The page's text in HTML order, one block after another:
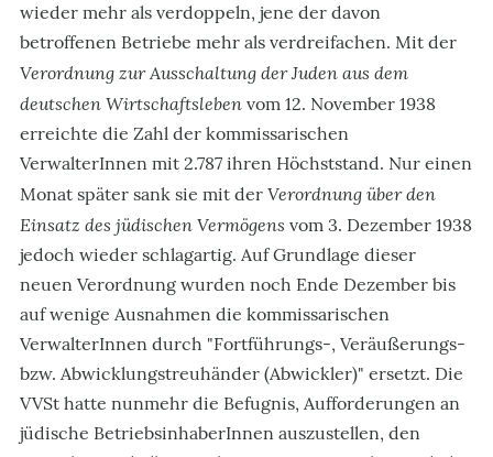
wieder mehr als verdoppeln, jene der davon
betroffenen Betriebe mehr als verdreifachen. Mit der
Verordnung zur Ausschaltung der Juden aus dem
deutschen Wirtschaftsleben vom 12. November 1938
erreichte die Zahl der kommissarischen
VerwalterInnen mit 2.787 ihren Höchststand. Nur einen
Monat später sank sie mit der Verordnung über den
Einsatz des jüdischen Vermögens vom 3. Dezember 1938
jedoch wieder schlagartig. Auf Grundlage dieser
neuen Verordnung wurden noch Ende Dezember bis
auf wenige Ausnahmen die kommissarischen
VerwalterInnen durch "Fortführungs-, Veräußerungs-
bzw. Abwicklungstreuhänder (Abwickler)" ersetzt. Die
VVSt hatte nunmehr die Befugnis, Aufforderungen an
jüdische BetriebsinhaberInnen auszustellen, den